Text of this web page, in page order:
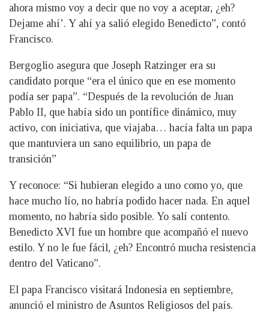
ahora mismo voy a decir que no voy a aceptar, ¿eh?
Dejame ahí’. Y ahí ya salió elegido Benedicto”, contó
Francisco.
Bergoglio asegura que Joseph Ratzinger era su
candidato porque “era el único que en ese momento
podía ser papa”. “Después de la revolución de Juan
Pablo II, que había sido un pontífice dinámico, muy
activo, con iniciativa, que viajaba… hacía falta un papa
que mantuviera un sano equilibrio, un papa de
transición”
Y reconoce: “Si hubieran elegido a uno como yo, que
hace mucho lío, no habría podido hacer nada. En aquel
momento, no habría sido posible. Yo salí contento.
Benedicto XVI fue un hombre que acompañó el nuevo
estilo. Y no le fue fácil, ¿eh? Encontró mucha resistencia
dentro del Vaticano”.
El papa Francisco visitará Indonesia en septiembre,
anunció el ministro de Asuntos Religiosos del país.